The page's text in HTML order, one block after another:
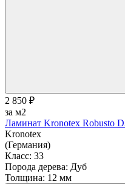
2 850 ₽
за м2
Ламинат Kronotex Robusto
Kronotex
(Германия)
Класс: 33
Порода дерева: Дуб
Толщина: 12 мм